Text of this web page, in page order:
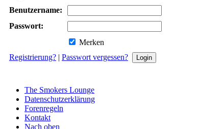
Benutzername:
Passwort:
Merken
Registrierung? | Passwort vergessen?
The Smokers Lounge
Datenschutzerklärung
Forenregeln
Kontakt
Nach oben